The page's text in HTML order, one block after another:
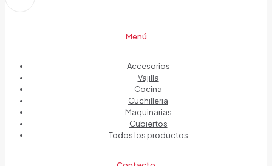
Menú
Accesorios
Vajilla
Cocina
Cuchilleria
Maquinarias
Cubiertos
Todos los productos